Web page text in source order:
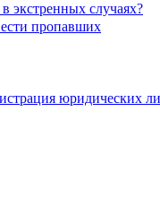
экстренных случаях?
пропавших
юридических